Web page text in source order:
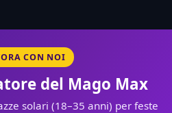
CON NOI
del Mago Max
solari (18–35 anni) per feste